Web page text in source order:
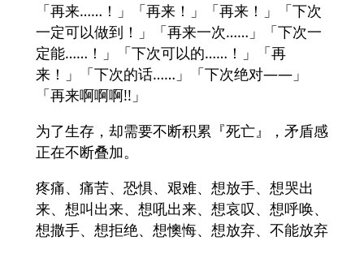
「再来……！」「再来！」「再来！」「下次
一定可以做到！」「再来一次……」「下次一
定能……！」「下次可以的……！」「再
来！」「下次的话……」「下次绝对——」
「再来啊啊啊!!」
为了生存，却需要不断积累『死亡』，矛盾感
正在不断叠加。
疼痛、痛苦、恐惧、艰难、想放手、想哭出
来、想叫出来、想吼出来、想哀叹、想呼唤、
想撒手、想拒绝、想懊悔、想放弃、不能放弃